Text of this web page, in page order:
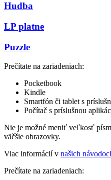
Hudba
LP platne
Puzzle
Prečítate na zariadeniach:
Pocketbook
Kindle
Smartfón či tablet s
Počítač s príslušnou
Nie je možné meniť veľkosť
väčšie obrazovky.
Viac informácií v našich
Prečítate na zariadeniach: